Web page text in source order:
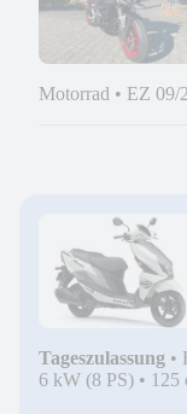
Motorrad • EZ 09/
Tageszulassung •
6 kW (8 PS) • 125